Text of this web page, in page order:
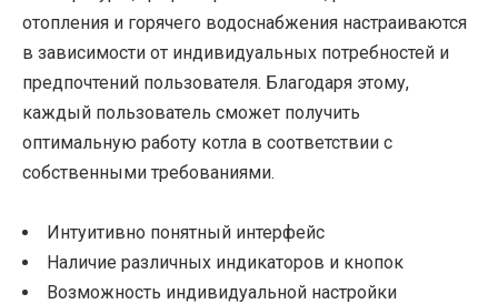
отопления и горячего водоснабжения настраиваются
в зависимости от индивидуальных потребностей и
предпочтений пользователя. Благодаря этому,
каждый пользователь сможет получить
оптимальную работу котла в соответствии с
собственными требованиями.
Интуитивно понятный интерфейс
Наличие различных индикаторов и кнопок
Возможность индивидуальной настройки